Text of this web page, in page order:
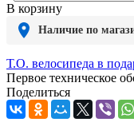
В корзину
Наличие по
Т.О. велосипеда в
Первое техническое
Поделиться